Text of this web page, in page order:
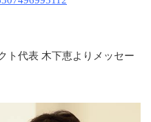
ト代表 木下恵よりメッセー